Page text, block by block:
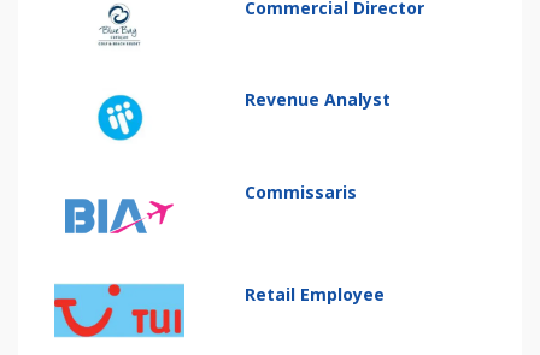
Commercial Director
Revenue Analyst
Commissaris
Retail Employee